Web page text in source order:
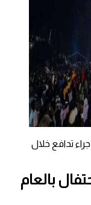
تدافع خلال
بالعام